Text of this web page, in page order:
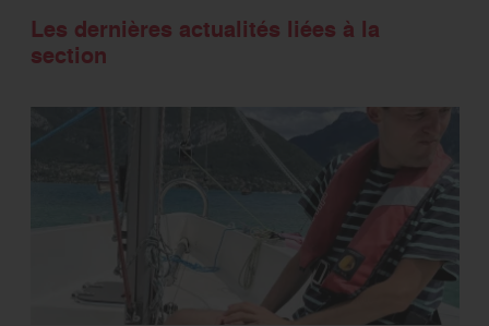
Les dernières actualités liées à la
section